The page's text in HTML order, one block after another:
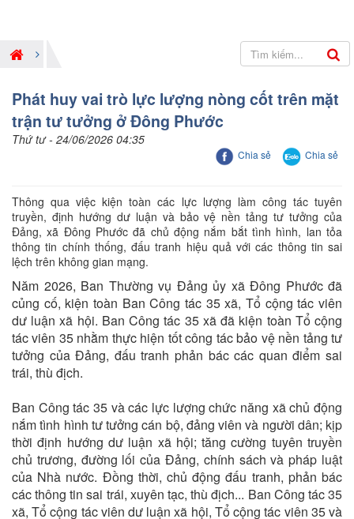
Phát huy vai trò lực lượng nòng cốt trên mặt
trận tư tưởng ở Đông Phước
Thứ tư - 24/06/2026 04:35
Chia sẻ Chia sẻ
Thông qua việc kiện toàn các lực lượng làm công tác tuyên
truyền, định hướng dư luận và bảo vệ nền tảng tư tưởng của
Đảng, xã Đông Phước đã chủ động nắm bắt tình hình, lan tỏa
thông tin chính thống, đấu tranh hiệu quả với các thông tin sai
lệch trên không gian mạng.
Năm 2026, Ban Thường vụ Đảng ủy xã Đông Phước đã
củng cố, kiện toàn Ban Công tác 35 xã, Tổ cộng tác viên
dư luận xã hội. Ban Công tác 35 xã đã kiện toàn Tổ cộng
tác viên 35 nhằm thực hiện tốt công tác bảo vệ nền tảng tư
tưởng của Đảng, đấu tranh phản bác các quan điểm sai
trái, thù địch.
Ban Công tác 35 và các lực lượng chức năng xã chủ động
nắm tình hình tư tưởng cán bộ, đảng viên và người dân; kịp
thời định hướng dư luận xã hội; tăng cường tuyên truyền
chủ trương, đường lối của Đảng, chính sách và pháp luật
của Nhà nước. Đồng thời, chủ động đấu tranh, phản bác
các thông tin sai trái, xuyên tạc, thù địch... Ban Công tác 35
xã, Tổ cộng tác viên dư luận xã hội, Tổ cộng tác viên 35 và